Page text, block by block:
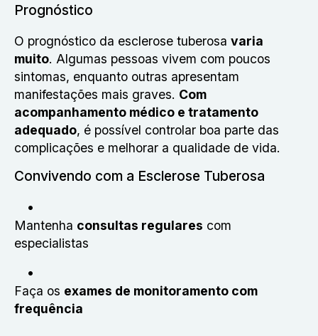
Prognóstico
O prognóstico da esclerose tuberosa varia
muito. Algumas pessoas vivem com poucos
sintomas, enquanto outras apresentam
manifestações mais graves. Com
acompanhamento médico e tratamento
adequado, é possível controlar boa parte das
complicações e melhorar a qualidade de vida.
Convivendo com a Esclerose Tuberosa
Mantenha consultas regulares com
especialistas
Faça os exames de monitoramento com
frequência